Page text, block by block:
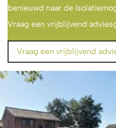
benieuwd naar de
Vraag een vrijblijvend
Vraag een vrijblijvend